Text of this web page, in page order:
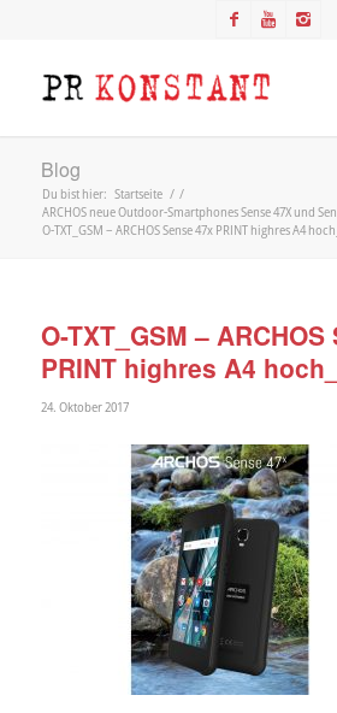
Blog
Du bist hier: Startseite / /
ARCHOS neue Outdoor-Smartphones Sense 47X und
O-TXT_GSM – ARCHOS Sense 47x PRINT highres A4
O-TXT_GSM –
PRINT highres A4
24. Oktober 2017